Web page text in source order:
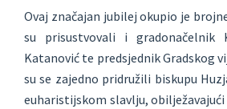
Ovaj značajan jubilej okupio je
su prisustvovali i gradonačelnik
Katanović te predsjednik Gradskog
su se zajedno pridružili biskupu
euharistijskom slavlju,